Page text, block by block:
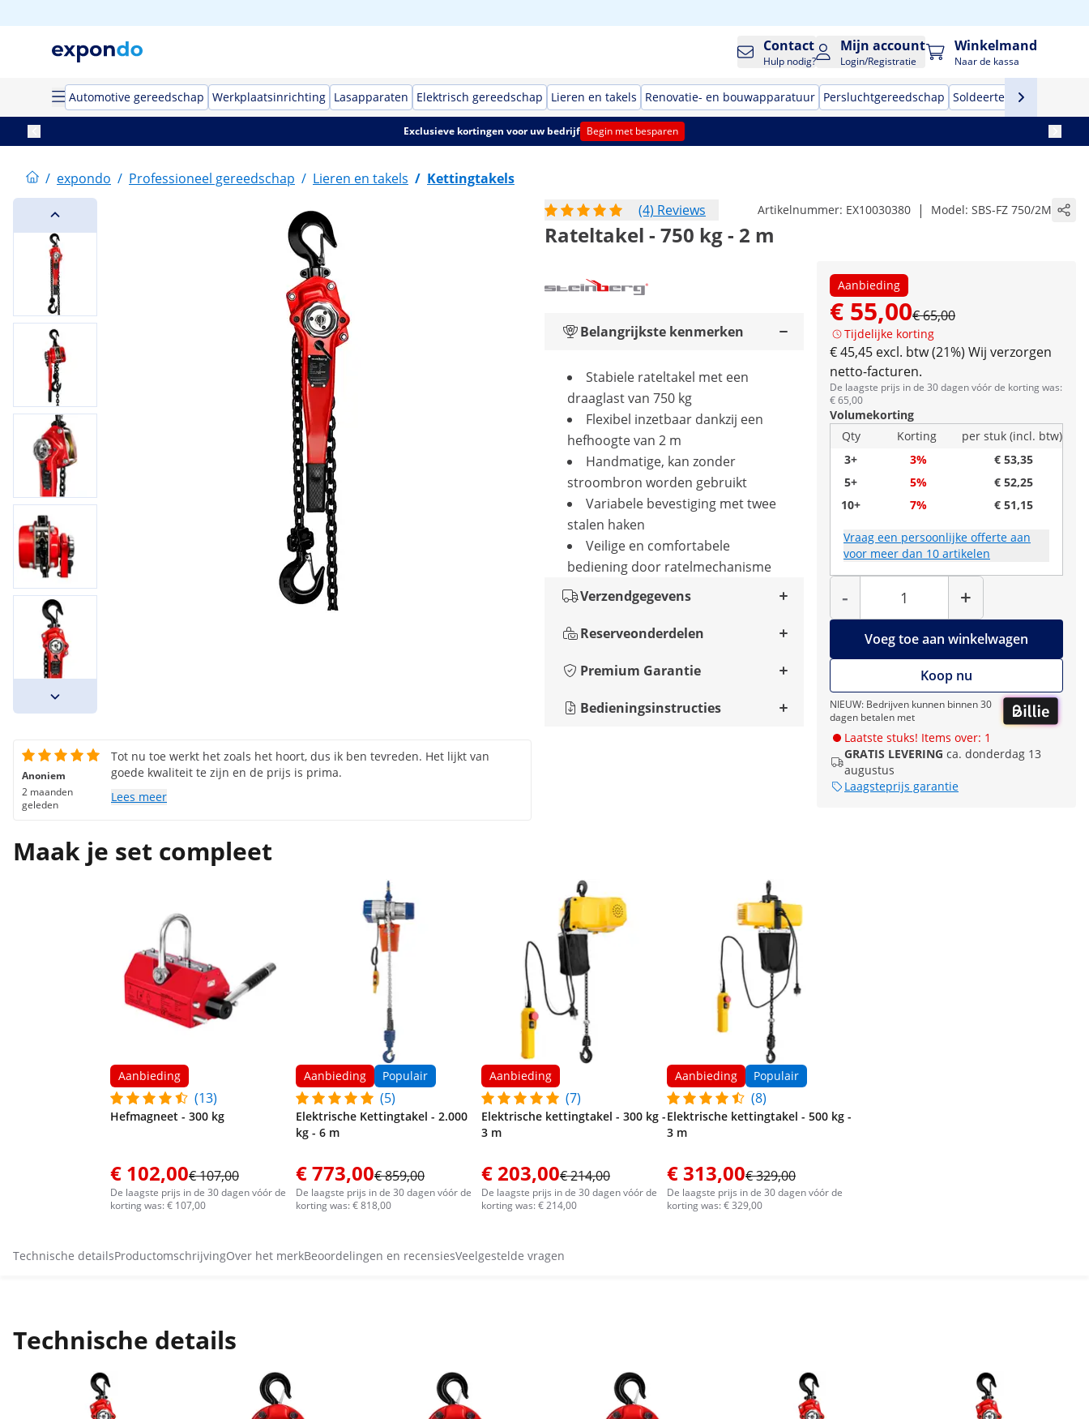
Contact
Hulp nodig?
Mijn account
Login/Registratie
Winkelmand
Naar de kassa
Automotive gereedschap Werkplaatsinrichting Lasapparaten Elektrisch gereedschap Lieren en takels Renovatie- en bouwapparatuur Persluchtgereedschap Soldeertechniek
Exclusieve kortingen voor uw bedrijf Begin met besparen
/ expondo / Professioneel gereedschap / Lieren en takels / Kettingtakels
(4) Reviews
Artikelnummer: EX10030380 | Model: SBS-FZ 750/2M
Rateltakel - 750 kg - 2 m
Aanbieding
€ 55,00€ 65,00
Tijdelijke korting
€ 45,45 excl. btw (21%) Wij verzorgen
netto-facturen.
De laagste prijs in de 30 dagen vóór de korting was:
€ 65,00
Volumekorting
Qty
Korting
per stuk (incl. btw)
3+
3%
€ 53,35
5+
5%
€ 52,25
10+
7% € 51,15
Vraag een persoonlijke offerte aan
voor meer dan 10 artikelen
-
Hoeveelheid
+
Voeg toe aan winkelwagen
Koop nu
NIEUW: Bedrijven kunnen binnen 30
dagen betalen met
Laatste stuks! Items over: 1
GRATIS LEVERING ca. donderdag 13
augustus
Laagsteprijs garantie
Belangrijkste kenmerken
Stabiele rateltakel met een
draaglast van 750 kg
Flexibel inzetbaar dankzij een
hefhoogte van 2 m
Handmatige, kan zonder
stroombron worden gebruikt
Variabele bevestiging met twee
stalen haken
Veilige en comfortabele
bediening door ratelmechanisme
Verzendgegevens
Reserveonderdelen
Premium Garantie
Bedieningsinstructies
Anoniem
2 maanden
geleden
Tot nu toe werkt het zoals het hoort, dus ik ben tevreden. Het lijkt van
goede kwaliteit te zijn en de prijs is prima.
Lees meer
Maak je set compleet
Aanbieding
(13)
Hefmagneet - 300 kg
€ 102,00€ 107,00
De laagste prijs in de 30 dagen vóór de
korting was: € 107,00
Aanbieding Populair
(5)
Elektrische Kettingtakel - 2.000
kg - 6 m
€ 773,00€ 859,00
De laagste prijs in de 30 dagen vóór de
korting was: € 818,00
Aanbieding
(7)
Elektrische kettingtakel - 300 kg -
3 m
€ 203,00€ 214,00
De laagste prijs in de 30 dagen vóór de
korting was: € 214,00
Aanbieding Populair
(8)
Elektrische kettingtakel - 500 kg -
3 m
€ 313,00€ 329,00
De laagste prijs in de 30 dagen vóór de
korting was: € 329,00
Technische detailsProductomschrijvingOver het merkBeoordelingen en recensiesVeelgestelde vragen
Technische details